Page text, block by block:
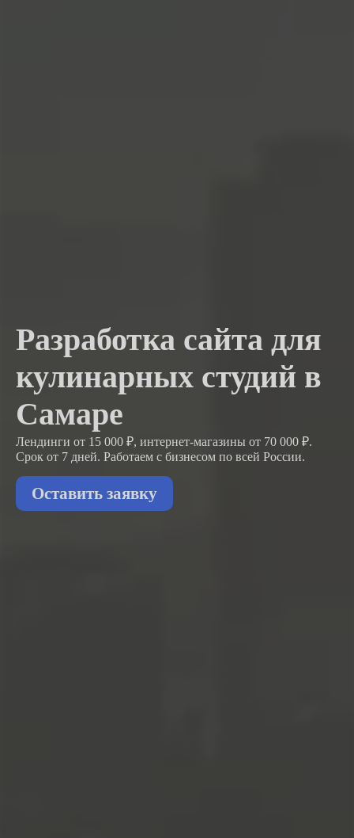
Разработка сайта для
кулинарных студий в
Самаре
Лендинги от 15 000 ₽, интернет-магазины от 70 000 ₽.
Срок от 7 дней. Работаем с бизнесом по всей России.
Оставить заявку